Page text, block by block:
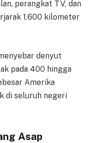
perangkat TV, dan
1.600 kilometer
denyut
pada 400 hingga
Amerika
di seluruh negeri
Asap